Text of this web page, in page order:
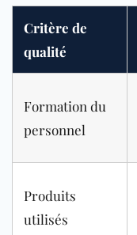
Critère de
qualité
Formation du
personnel
Produits
utilisés